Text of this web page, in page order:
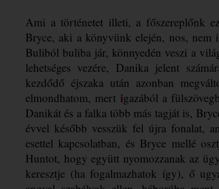
Ami a történetet illeti, a főszereplőnk
Bryce, aki a könyvünk elején, nos, nem
Buliból buliba jár, könnyedén veszi a
lehetséges vezére, Danika jelent
kezdődő éjszaka után azonban
elmondhatom, mert igazából a
Danikát és a falka több más tagját is,
évvel később vesszük fel újra fonalat,
esettel kapcsolatban, és Bryce mellé
Huntot, hogy együtt nyomozzanak az
keresztje (ha fogalmazhatok így), ő